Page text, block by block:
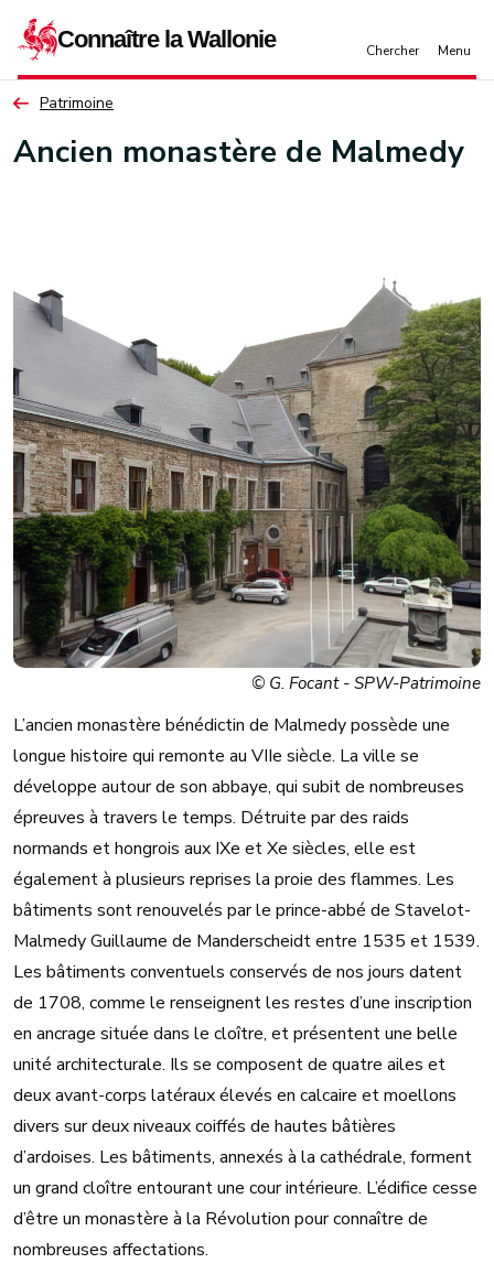
Patrimoine
Ancien monastère de Malmedy
© G. Focant - SPW-Patrimoine
L’ancien monastère bénédictin de Malmedy possède une
longue histoire qui remonte au VIIe siècle. La ville se
développe autour de son abbaye, qui subit de nombreuses
épreuves à travers le temps. Détruite par des raids
normands et hongrois aux IXe et Xe siècles, elle est
également à plusieurs reprises la proie des flammes. Les
bâtiments sont renouvelés par le prince-abbé de Stavelot-
Malmedy Guillaume de Manderscheidt entre 1535 et 1539.
Les bâtiments conventuels conservés de nos jours datent
de 1708, comme le renseignent les restes d’une inscription
en ancrage située dans le cloître, et présentent une belle
unité architecturale. Ils se composent de quatre ailes et
deux avant-corps latéraux élevés en calcaire et moellons
divers sur deux niveaux coiffés de hautes bâtières
d’ardoises. Les bâtiments, annexés à la cathédrale, forment
un grand cloître entourant une cour intérieure. L’édifice cesse
d’être un monastère à la Révolution pour connaître de
nombreuses affectations.